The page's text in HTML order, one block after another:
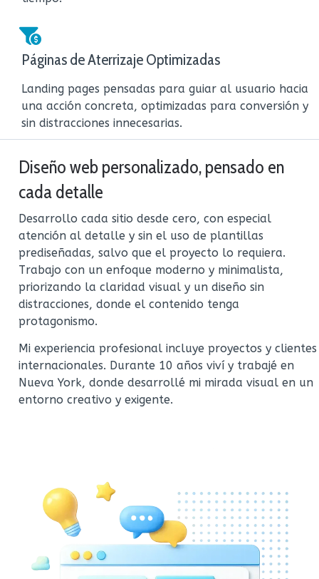
Páginas de Aterrizaje Optimizadas
Landing pages pensadas para guiar al usuario hacia
una acción concreta, optimizadas para conversión y
sin distracciones innecesarias.
Diseño web personalizado, pensado en
cada detalle
Desarrollo cada sitio desde cero, con especial
atención al detalle y sin el uso de plantillas
prediseñadas, salvo que el proyecto lo requiera.
Trabajo con un enfoque moderno y minimalista,
priorizando la claridad visual y un diseño sin
distracciones, donde el contenido tenga
protagonismo.
Mi experiencia profesional incluye proyectos y clientes
internacionales. Durante 10 años viví y trabajé en
Nueva York, donde desarrollé mi mirada visual en un
entorno creativo y exigente.